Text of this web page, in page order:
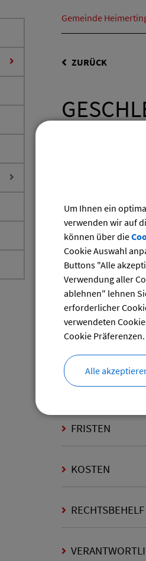
Gemeinde
ZURÜCK
Diese
FRISTEN
KOSTEN
RECHTSBEHELF
Um Ihnen ein
verwenden wir auf
können über die
Cookie Auswahl
Buttons "Alle
Verwendung aller
ablehnen" lehnen
erforderlicher
verwendeten
Cookie Präferenzen.
Alle